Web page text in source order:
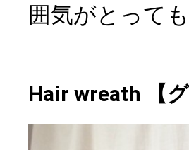
囲気がとって
Hair wreath 【